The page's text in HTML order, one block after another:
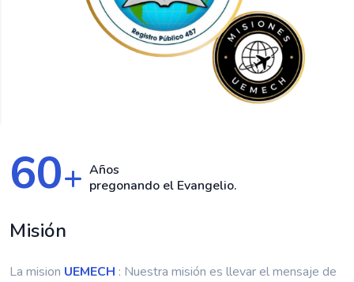
60+ Años
pregonando el Evangelio.
Misión
La mision UEMECH : Nuestra misión es llevar el mensaje de